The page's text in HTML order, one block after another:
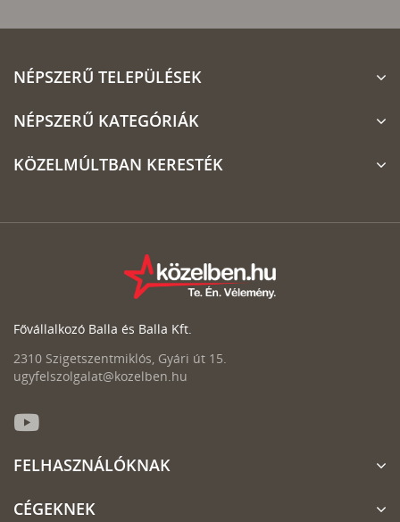
NÉPSZERŰ TELEPÜLÉSEK
NÉPSZERŰ KATEGÓRIÁK
KÖZELMÚLTBAN KERESTÉK
Fővállalkozó Balla és Balla Kft.
2310 Szigetszentmiklós, Gyári út 15.
ugyfelszolgalat@kozelben.hu
FELHASZNÁLÓKNAK
CÉGEKNEK